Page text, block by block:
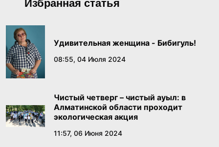
международном фестивале «Алтай – золотая
колыбель тюркского мира» в ВКО
18:02, 19 Июня 2026
16 ТЫСЯЧ ПОКАЗОВ И 2,8 МЛН ЗРИТЕЛЕЙ:
ТЕАТРЫ КАЗАХСТАНА УКРЕПЛЯЮТ ИНТЕРЕС
К СЦЕНИЧЕСКОМУ ИСКУССТВУ КАЗАКСТАН
РЕСПУБЛИКАСЫНЫН
Бектенов в России заявил о конституционном
признании тысячелетней истории Золотой
Избранная статья
Удивительная женщина - Бибигуль!
08:55, 04 Июля 2024
Чистый четверг – чистый ауыл: в
Алматинской области проходит
экологическая акция
11:57, 06 Июня 2024